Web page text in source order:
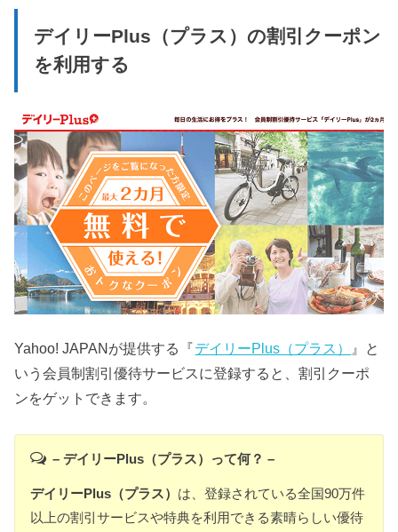
デイリーPlus（プラス）の割引クーポン
を利用する
Yahoo! JAPANが提供する『デイリーPlus（プラス）
』と
いう会員制割引優待サービスに登録すると、割引クーポ
ンをゲットできます。
– デイリーPlus（プラス）って何？ –
デイリーPlus（プラス） は、登録されている全国90万件
以上の割引サービスや特典を利用できる素晴らしい優待